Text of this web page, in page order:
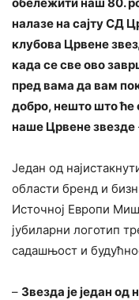
налазе на сајту СД
клубова Црвене
када се све ово
пред вама да вам
добро, нешто што ће
наше Црвене звезде
Један од
области бренд и
Источној Европи
јубиларни логотип
садашњост и
– Звезда је један од